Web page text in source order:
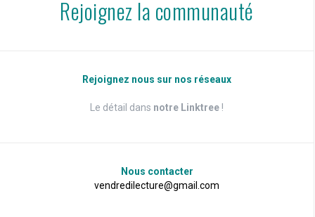
Rejoignez la communauté
Rejoignez nous sur nos réseaux
Le détail dans notre Linktree !
Nous contacter
vendredilecture@gmail.com